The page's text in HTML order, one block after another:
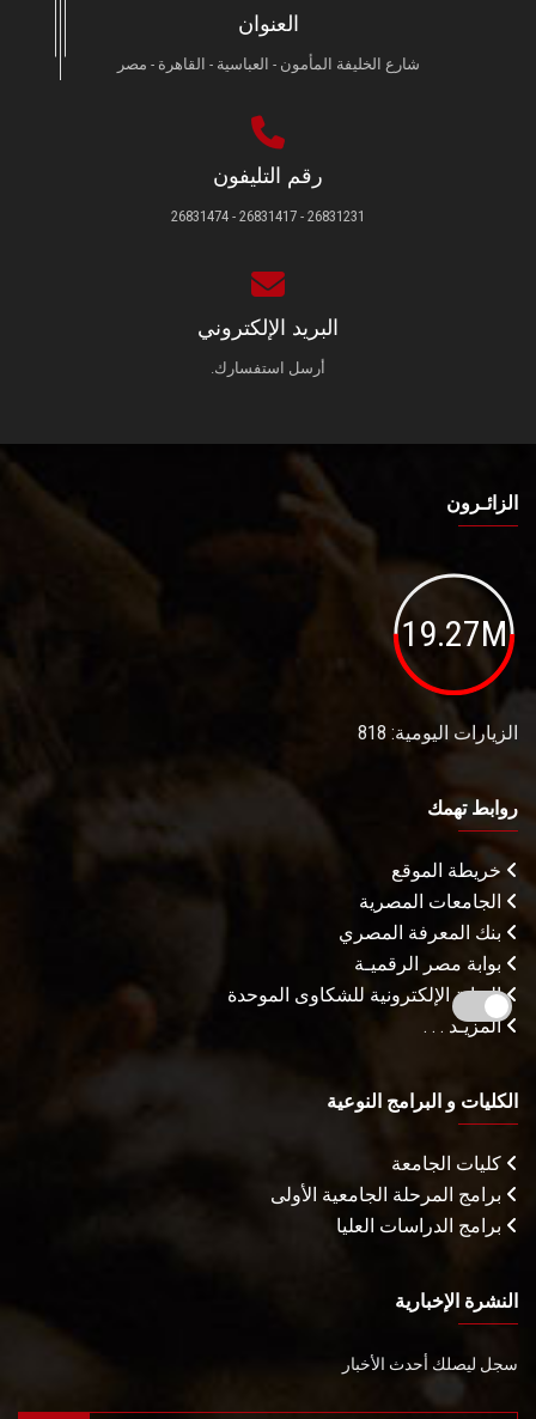
العنوان
شارع الخليفة المأمون - العباسية - القاهرة - مصر
رقم التليفون
26831231 - 26831417 - 26831474
البريد الإلكتروني
أرسل استفسارك.
الزائـرون
19.27M
الزيارات اليومية: 818
روابط تهمك
خريطة الموقع
الجامعات المصرية
بنك المعرفة المصري
بوابة مصر الرقميـة
البوابة الإلكترونية للشكاوى الموحدة
المزيـد . . .
الكليات و البرامج النوعية
كليات الجامعة
برامج المرحلة الجامعية الأولى
برامج الدراسات العليا
النشرة الإخبارية
سجل ليصلك أحدث الأخبار